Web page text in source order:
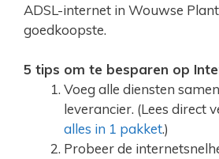
ADSL-internet in Wouwse
goedkoopste.
5 tips om te besparen op
Voeg alle diensten
leverancier. (Lees direct
alles in 1 pakket.)
Probeer de